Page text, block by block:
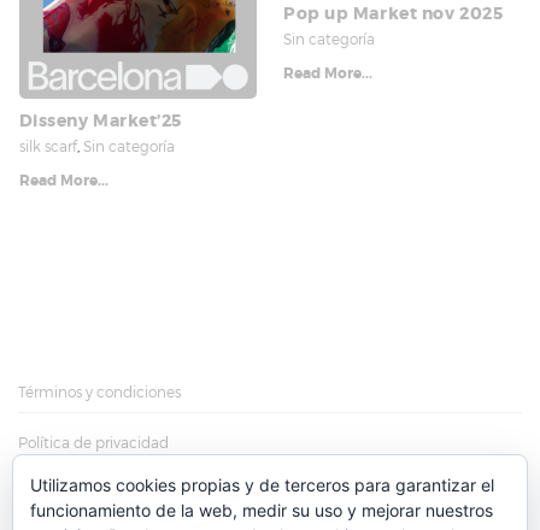
Disseny Market’25
silk scarf, Sin categoría
Read More...
Pop up Market nov 2025
Sin categoría
Read More...
Términos y condiciones
Política de privacidad
Política de cookies
Utilizamos cookies propias y de terceros para garantizar el
funcionamiento de la web, medir su uso y mejorar nuestros